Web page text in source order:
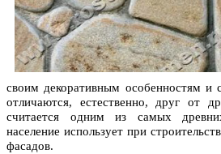
своим декоративным особенностям и
отличаются, естественно, друг от
считается одним из самых
население использует при
фасадов.